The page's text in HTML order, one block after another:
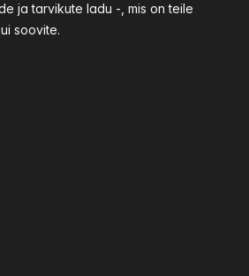
ja tarvikute ladu -, mis on teile
soovite.